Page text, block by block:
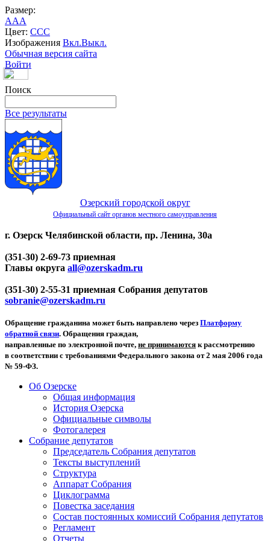
Размер:
AAA
Цвет: CCC
Изображения Вкл.Выкл.
Обычная версия сайта
Войти
Поиск
Все результаты
Озерский городской округ
Официальный сайт органов местного самоуправления
г. Озерск Челябинской области, пр. Ленина, 30а
(351-30) 2-69-73 приемная
Главы округа all@ozerskadm.ru
(351-30) 2-55-31 приемная Собрания депутатов
sobranie@ozerskadm.ru
Обращение гражданина может быть направлено через Платформу
обратной связи. Обращения граждан,
направленные по электронной почте, не принимаются к рассмотрению
в соответствии с требованиями Федерального закона от 2 мая 2006 года
№ 59-ФЗ.
Об Озерске
Общая информация
История Озерска
Официальные символы
Фотогалерея
Собрание депутатов
Председатель Собрания депутатов
Тексты выступлений
Структура
Аппарат Собрания
Циклограмма
Повестка заседания
Состав постоянных комиссий Собрания депутатов
Регламент
Отчеты